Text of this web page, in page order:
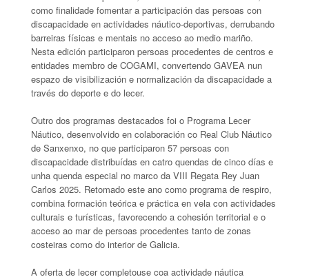
como finalidade fomentar a participación das persoas con
discapacidade en actividades náutico-deportivas, derrubando
barreiras físicas e mentais no acceso ao medio mariño.
Nesta edición participaron persoas procedentes de centros e
entidades membro de COGAMI, convertendo GAVEA nun
espazo de visibilización e normalización da discapacidade a
través do deporte e do lecer.
Outro dos programas destacados foi o Programa Lecer
Náutico, desenvolvido en colaboración co Real Club Náutico
de Sanxenxo, no que participaron 57 persoas con
discapacidade distribuídas en catro quendas de cinco días e
unha quenda especial no marco da VIII Regata Rey Juan
Carlos 2025. Retomado este ano como programa de respiro,
combina formación teórica e práctica en vela con actividades
culturais e turísticas, favorecendo a cohesión territorial e o
acceso ao mar de persoas procedentes tanto de zonas
costeiras como do interior de Galicia.
A oferta de lecer completouse coa actividade náutica